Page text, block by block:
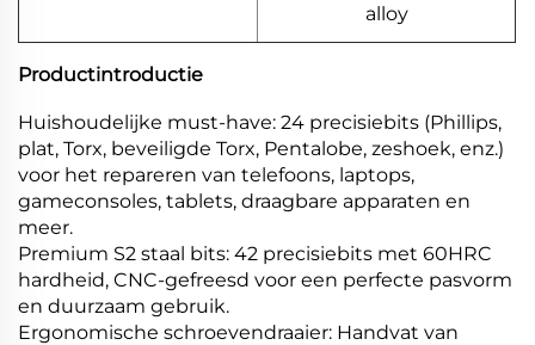
alloy
Productintroductie
Huishoudelijke must-have: 24 precisiebits (Phillips,
plat, Torx, beveiligde Torx, Pentalobe, zeshoek, enz.)
voor het repareren van telefoons, laptops,
gameconsoles, tablets, draagbare apparaten en
meer.
Premium S2 staal bits: 42 precisiebits met 60HRC
hardheid, CNC-gefreesd voor een perfecte pasvorm
en duurzaam gebruik.
Ergonomische schroevendraaier: Handvat van